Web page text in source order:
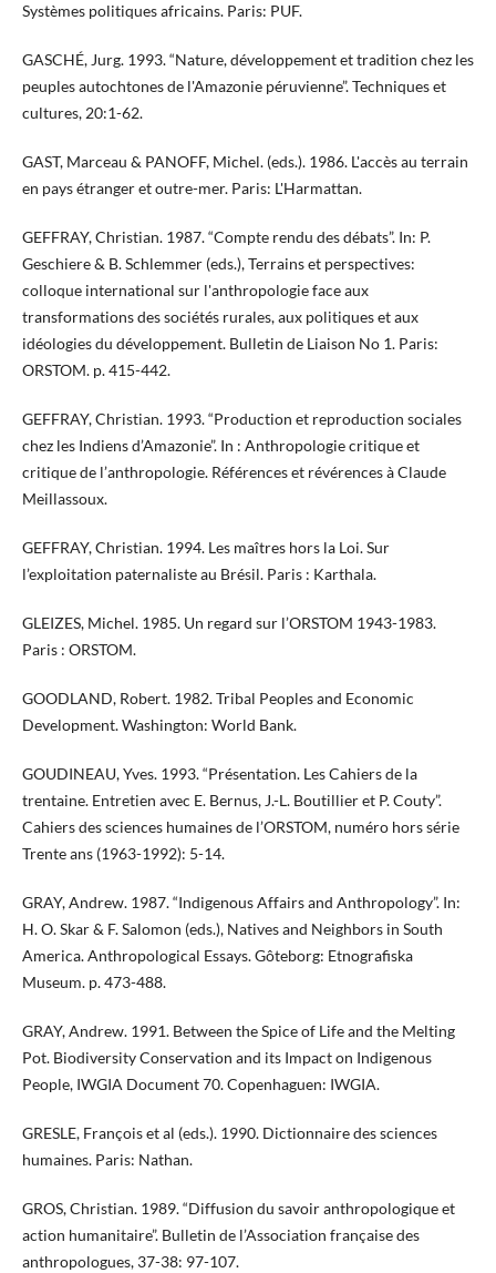
Systèmes politiques africains. Paris: PUF.
GASCHÉ, Jurg. 1993. “Nature, développement et tradition chez les
peuples autochtones de l'Amazonie péruvienne”. Techniques et
cultures, 20:1-62.
GAST, Marceau & PANOFF, Michel. (eds.). 1986. L'accès au terrain
en pays étranger et outre-mer. Paris: L'Harmattan.
GEFFRAY, Christian. 1987. “Compte rendu des débats”. In: P.
Geschiere & B. Schlemmer (eds.), Terrains et perspectives:
colloque international sur l'anthropologie face aux
transformations des sociétés rurales, aux politiques et aux
idéologies du développement. Bulletin de Liaison No 1. Paris:
ORSTOM. p. 415-442.
GEFFRAY, Christian. 1993. “Production et reproduction sociales
chez les Indiens d’Amazonie”. In : Anthropologie critique et
critique de l’anthropologie. Références et révérences à Claude
Meillassoux.
GEFFRAY, Christian. 1994. Les maîtres hors la Loi. Sur
l’exploitation paternaliste au Brésil. Paris : Karthala.
GLEIZES, Michel. 1985. Un regard sur l’ORSTOM 1943-1983.
Paris : ORSTOM.
GOODLAND, Robert. 1982. Tribal Peoples and Economic
Development. Washington: World Bank.
GOUDINEAU, Yves. 1993. “Présentation. Les Cahiers de la
trentaine. Entretien avec E. Bernus, J.-L. Boutillier et P. Couty”.
Cahiers des sciences humaines de l’ORSTOM, numéro hors série
Trente ans (1963-1992): 5-14.
GRAY, Andrew. 1987. “Indigenous Affairs and Anthropology”. In:
H. O. Skar & F. Salomon (eds.), Natives and Neighbors in South
America. Anthropological Essays. Gôteborg: Etnografiska
Museum. p. 473-488.
GRAY, Andrew. 1991. Between the Spice of Life and the Melting
Pot. Biodiversity Conservation and its Impact on Indigenous
People, IWGIA Document 70. Copenhaguen: IWGIA.
GRESLE, François et al (eds.). 1990. Dictionnaire des sciences
humaines. Paris: Nathan.
GROS, Christian. 1989. “Diffusion du savoir anthropologique et
action humanitaire”. Bulletin de l’Association française des
anthropologues, 37-38: 97-107.